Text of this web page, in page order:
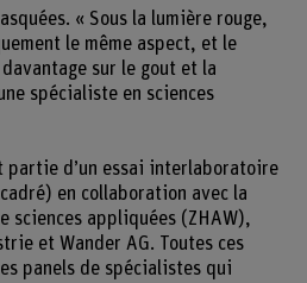
« Sous la lumière rouge,
le même aspect, et le
sur le gout et la
spécialiste en sciences
partie d’un essai interlaboratoire
en collaboration avec la
sciences appliquées (ZHAW),
et Wander AG. Toutes ces
panels de spécialistes qui